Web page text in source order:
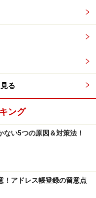
る
ング
ない5つの原因＆対策法！
！アドレス帳登録の留意点